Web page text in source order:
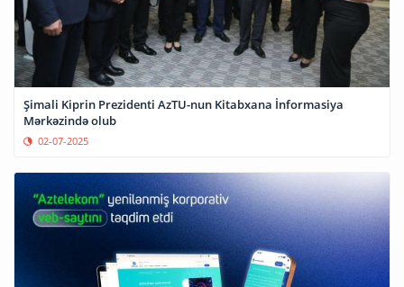
Şimali Kiprin Prezidenti AzTU-nun Kitabxana İnformasiya
Mərkəzində olub
02-07-2025